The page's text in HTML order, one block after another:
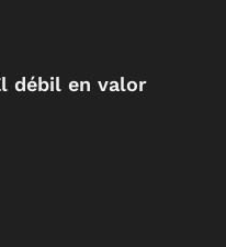
débil en valor